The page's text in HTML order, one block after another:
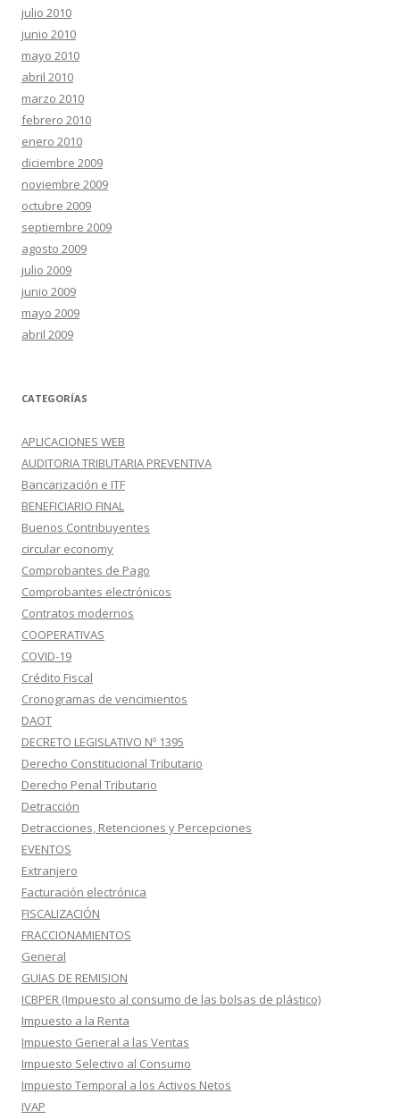
julio 2010
junio 2010
mayo 2010
abril 2010
marzo 2010
febrero 2010
enero 2010
diciembre 2009
noviembre 2009
octubre 2009
septiembre 2009
agosto 2009
julio 2009
junio 2009
mayo 2009
abril 2009
CATEGORÍAS
APLICACIONES WEB
AUDITORIA TRIBUTARIA PREVENTIVA
Bancarización e ITF
BENEFICIARIO FINAL
Buenos Contribuyentes
circular economy
Comprobantes de Pago
Comprobantes electrónicos
Contratos modernos
COOPERATIVAS
COVID-19
Crédito Fiscal
Cronogramas de vencimientos
DAOT
DECRETO LEGISLATIVO Nº 1395
Derecho Constitucional Tributario
Derecho Penal Tributario
Detracción
Detracciones, Retenciones y Percepciones
EVENTOS
Extranjero
Facturación electrónica
FISCALIZACIÓN
FRACCIONAMIENTOS
General
GUIAS DE REMISION
ICBPER (Impuesto al consumo de las bolsas de plástico)
Impuesto a la Renta
Impuesto General a las Ventas
Impuesto Selectivo al Consumo
Impuesto Temporal a los Activos Netos
IVAP